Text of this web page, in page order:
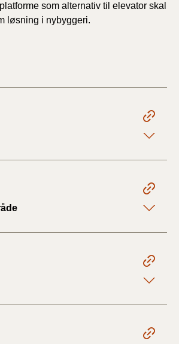
som alternativ til elevator skal
løsning i nybyggeri.